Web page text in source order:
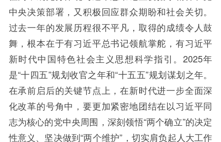
中央决策部署，又积极回应群众期盼和社会关切。
过去一年的发展历程很不平凡，取得的成绩令人鼓
舞，根本在于有习近平总书记领航掌舵，有习近平
新时代中国特色社会主义思想科学指引。2025年
是“十四五”规划收官之年和“十五五”规划谋划之年。
在承前启后的关键节点上，在新时代进一步全面深
化改革的号角中，要更加紧密地团结在以习近平同
志为核心的党中央周围，深刻领悟“两个确立”的决定
性意义、坚决做到“两个维护”，切实肩负起人大工作